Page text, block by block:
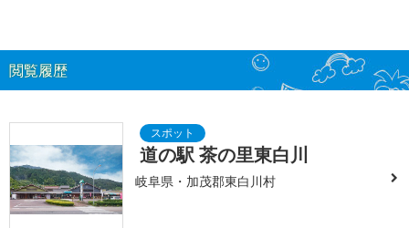
閲覧履歴
道の駅 茶の里東白川
岐阜県・加茂郡東白川村